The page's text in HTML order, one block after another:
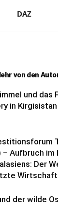
DAZ
von den
und das
in Kirgisistan
– Aufbruch im
Der
der wilde